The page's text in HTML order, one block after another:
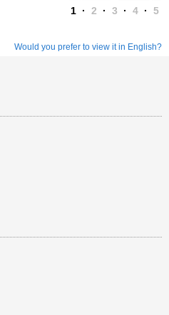
1 · 2 · 3 · 4 · 5
Would you prefer to view it in English?